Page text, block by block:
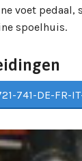
voet pedaal,
spoelhuis.
741-DE-FR-